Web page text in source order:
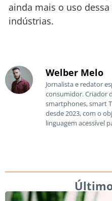
ainda mais o uso
indústrias.
Welber Melo
Jornalista e redator
consumidor. Criador
smartphones, smart
desde 2023, com o
linguagem acessível